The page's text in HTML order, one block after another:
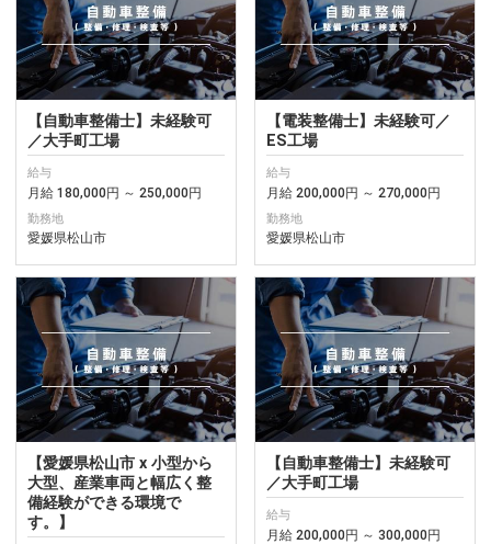
【自動車整備士】未経験可
／大手町工場
給与
月給 180,000円 ～ 250,000円
勤務地
愛媛県松山市
【電装整備士】未経験可／
ES工場
給与
月給 200,000円 ～ 270,000円
勤務地
愛媛県松山市
【愛媛県松山市 x 小型から
大型、産業車両と幅広く整
備経験ができる環境で
す。】
【自動車整備士】未経験可
／大手町工場
給与
月給 200,000円 ～ 300,000円